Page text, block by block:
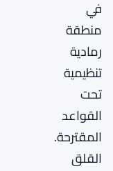
في
منطقة
رمادية
تنظيمية
تحت
القواعد
المقترحة.
القلق